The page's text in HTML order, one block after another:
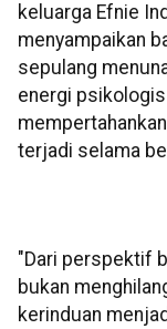
keluarga Efnie
menyampaikan
sepulang
energi
terjadi selama
"Dari perspektif
bukan
kerinduan